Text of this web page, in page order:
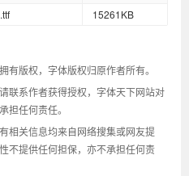
15261KB
有版权，字体版权归原作者所有。
联系作者获得授权，字体天下网站对
担任何责任。
相关信息均来自网络搜集或网友提
不提供任何担保，亦不承担任何责